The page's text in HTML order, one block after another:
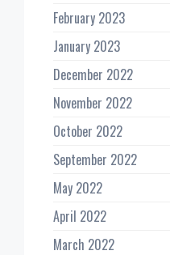
February 2023
January 2023
December 2022
November 2022
October 2022
September 2022
May 2022
April 2022
March 2022